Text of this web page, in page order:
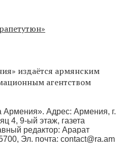
издаётся армянским
агентством
Армения». Адрес: Армения, г.
4, 9-ый этаж, газета
редактор: Арарат
Эл. почта: contact@ra.am